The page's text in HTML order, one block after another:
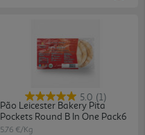
5.0 (1)
Pão Leicester Bakery Pita
Pockets Round B In One Pack6
5.76 €/Kg